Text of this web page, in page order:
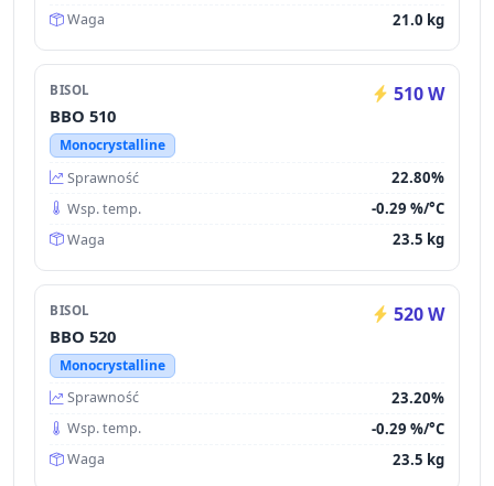
Waga 21.0 kg
BISOL 510 W
BBO 510
Monocrystalline
Sprawność
22.80%
Wsp. temp. -0.29 %/°C
Waga 23.5 kg
BISOL 520 W
BBO 520
Monocrystalline
Sprawność
23.20%
Wsp. temp. -0.29 %/°C
Waga 23.5 kg